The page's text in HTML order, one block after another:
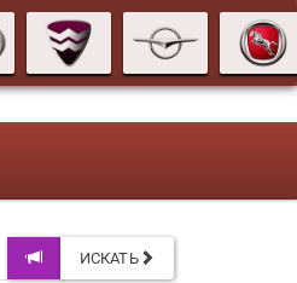
ИСКАТЬ